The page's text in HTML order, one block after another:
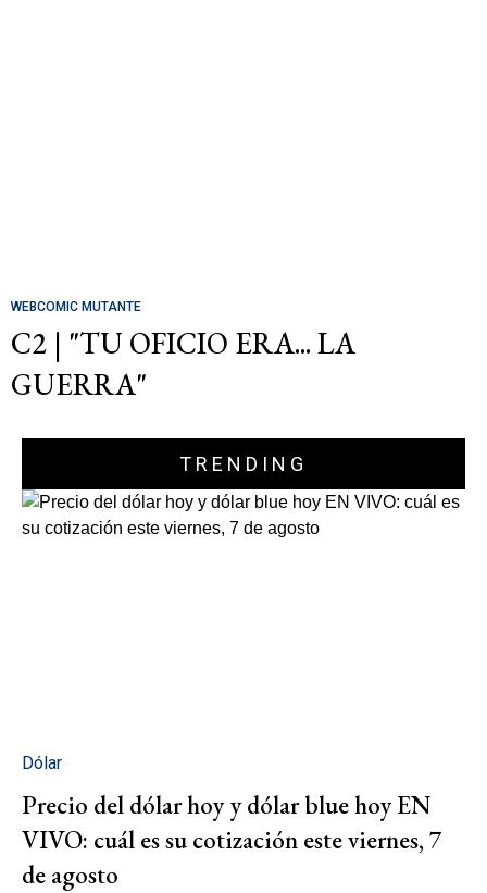
WEBCOMIC MUTANTE
C2 | "TU OFICIO ERA... LA
GUERRA"
TRENDING
Dólar
Precio del dólar hoy y dólar blue hoy EN
VIVO: cuál es su cotización este viernes, 7
de agosto